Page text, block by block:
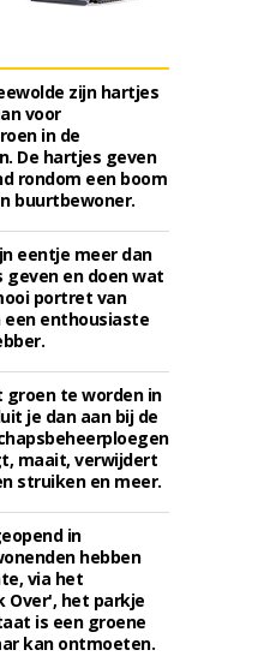
zijn hartjes
voor
in de
De hartjes geven
rondom een boom
buurtbewoner.
eentje meer dan
geven en doen wat
portret van
een enthousiaste
groen te worden in
je dan aan bij de
maait, verwijdert
struiken en meer.
in
hebben
via het
Over', het parkje
is een groene
kan ontmoeten.